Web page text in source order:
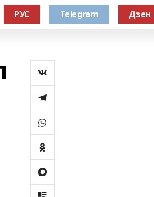
РУС Telegram Дзен